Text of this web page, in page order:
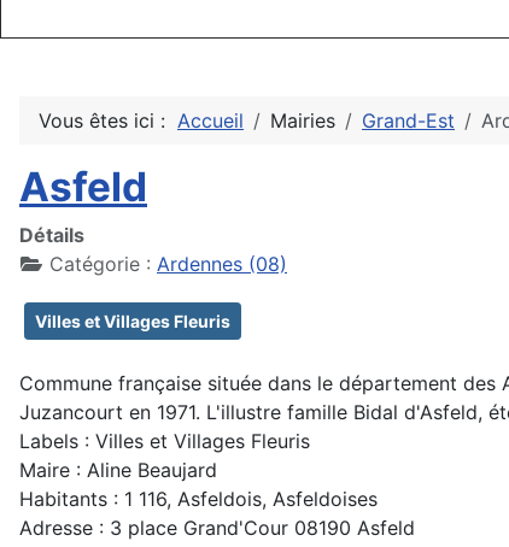
Vous êtes ici : Accueil Mairies Grand-Est
Asfeld
Détails
Catégorie : Ardennes (08)
Villes et Villages Fleuris
Commune française située dans le département
Juzancourt en 1971. L'illustre famille Bidal d'Asfeld,
Labels : Villes et Villages Fleuris
Maire : Aline Beaujard
Habitants : 1 116, Asfeldois, Asfeldoises
Adresse : 3 place Grand'Cour 08190 Asfeld